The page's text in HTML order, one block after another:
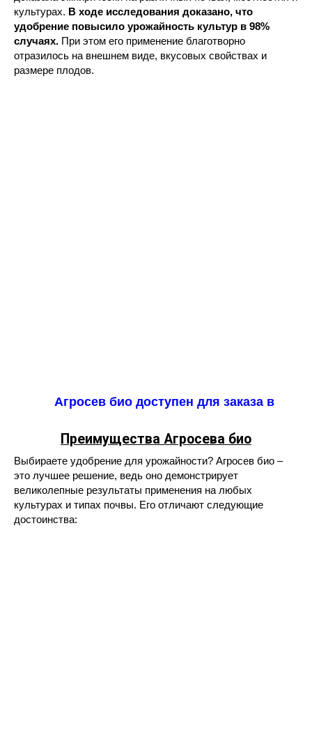
культурах. В ходе исследования доказано, что
удобрение повысило урожайность культур в 98%
случаях. При этом его применение благотворно
отразилось на внешнем виде, вкусовых свойствах и
размере плодов.
Агросев био доступен для заказа в
Преимущества Агросева био
Выбираете удобрение для урожайности? Агросев био –
это лучшее решение, ведь оно демонстрирует
великолепные результаты применения на любых
культурах и типах почвы. Его отличают следующие
достоинства: